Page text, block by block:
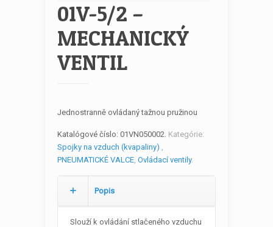
01V-5/2 –
MECHANICKÝ
VENTIL
Jednostranně ovládaný tažnou pružinou
Katalógové číslo: 01VN050002. Kategórie:
Spojky na vzduch (kvapaliny) ,
PNEUMATICKÉ VALCE, Ovládací ventily.
Popis
Slouží k ovládání stlačeného vzduchu